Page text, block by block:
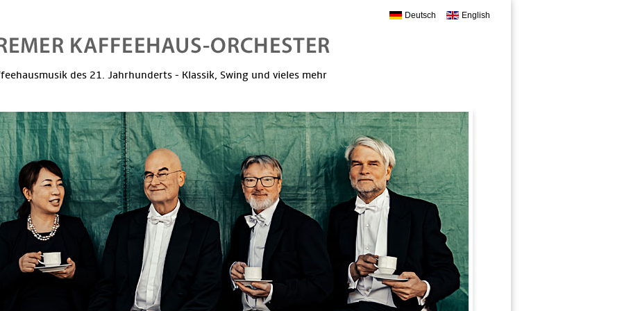
Deutsch English
des 21. Jahrhunderts - Klassik, Swing und vieles mehr